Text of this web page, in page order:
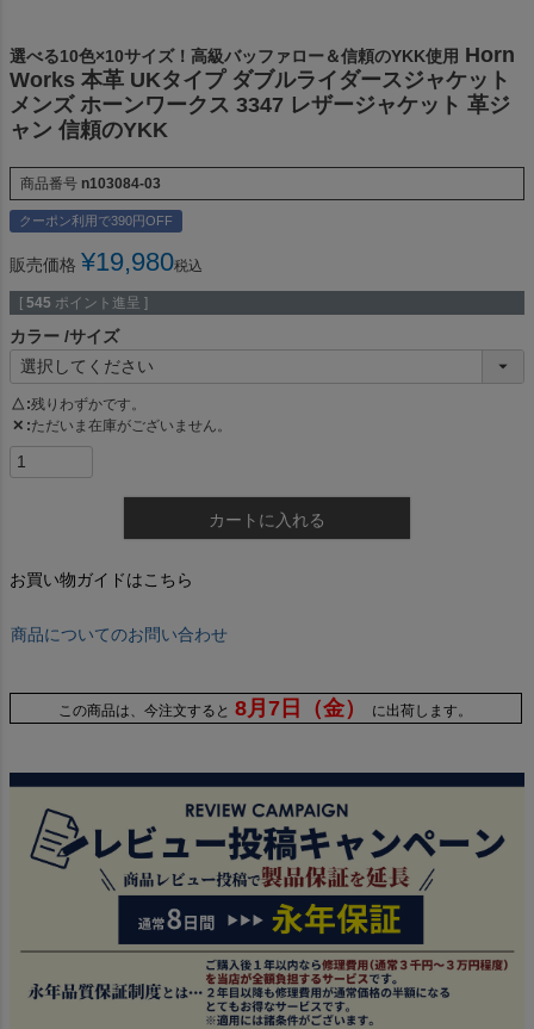
選べる10色×10サイズ！高級バッファロー＆信頼のYKK使用 Horn
Works 本革 UKタイプ ダブルライダースジャケット
メンズ ホーンワークス 3347 レザージャケット 革ジ
ャン 信頼のYKK
商品番号 n103084-03
クーポン利用で390円OFF
販売価格 ¥19,980税込
[ 545 ポイント進呈 ]
カラー サイズ
△ 残りわずかです。
✕ ただいま在庫がございません。
カートに入れる
お買い物ガイドはこちら
商品についてのお問い合わせ